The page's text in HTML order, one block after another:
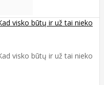
visko būtų ir už tai nieko
visko būtų ir už tai nieko